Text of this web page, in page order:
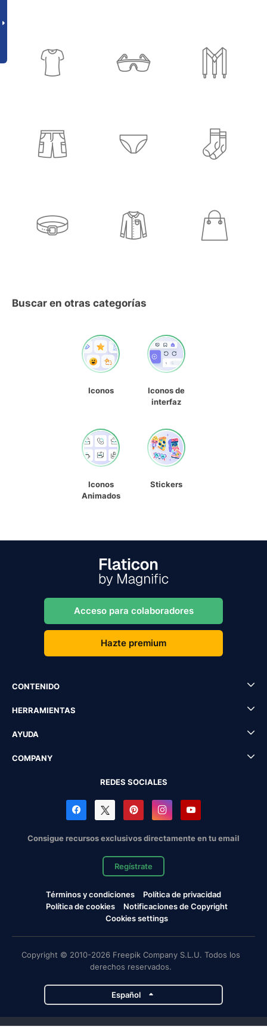
Buscar en otras categorías
Iconos
Iconos de
interfaz
Iconos
Animados
Stickers
Acceso para colaboradores
Hazte premium
CONTENIDO
HERRAMIENTAS
AYUDA
COMPANY
REDES SOCIALES
Consigue recursos exclusivos directamente en tu email
Regístrate
Términos y condiciones
Política de privacidad
Política de cookies
Notificaciones de Copyright
Cookies settings
Copyright © 2010-2026 Freepik Company S.L.U. Todos los
derechos reservados.
Español